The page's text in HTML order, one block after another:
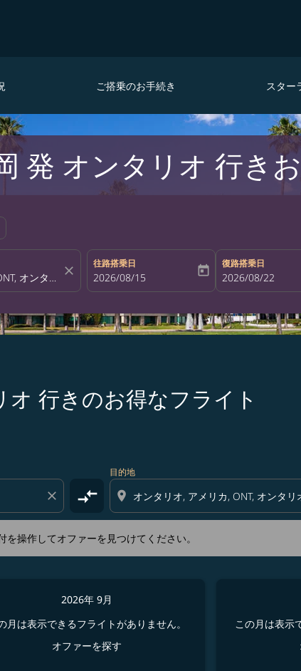
ご搭乗のお手続き スター
発 オンタリオ 行き
close
往路搭乗日
fc-booking-departure-date-aria-label
2026/08/15 today
復路搭乗日
fc-booking-
2026/08/22
オ 行きのお得なフライト
close compare_arrows
目的地
location_on
操作してオファーを見つけてください。
日付を操作してオファーを見つけてください。
2026年 9月
月は表示できるフライトがありません。
オファーを探す
この月は表示